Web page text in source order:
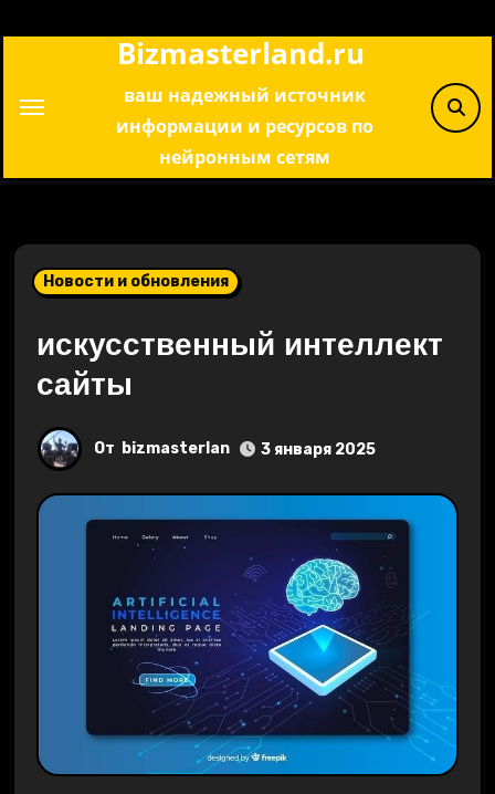
Bizmasterland.ru
ваш надежный источник
информации и ресурсов по
нейронным сетям
Новости и обновления
искусственный интеллект
сайты
От bizmasterlan 3 января 2025